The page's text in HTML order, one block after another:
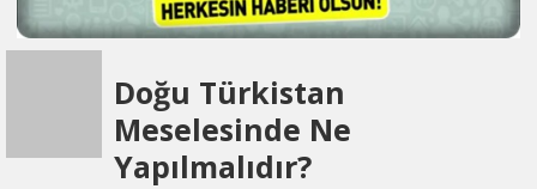
Doğu Türkistan
Meselesinde Ne
Yapılmalıdır?